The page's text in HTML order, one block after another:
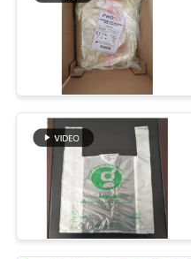
PRIVACY
POLICY